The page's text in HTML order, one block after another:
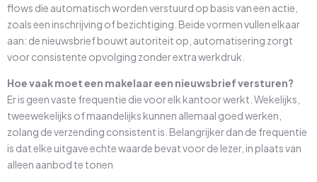
flows die automatisch worden verstuurd op basis van een actie,
zoals een inschrijving of bezichtiging. Beide vormen vullen elkaar
aan: de nieuwsbrief bouwt autoriteit op, automatisering zorgt
voor consistente opvolging zonder extra werkdruk.
Hoe vaak moet een makelaar een nieuwsbrief versturen?
Er is geen vaste frequentie die voor elk kantoor werkt. Wekelijks,
tweewekelijks of maandelijks kunnen allemaal goed werken,
zolang de verzending consistent is. Belangrijker dan de frequentie
is dat elke uitgave echte waarde bevat voor de lezer, in plaats van
alleen aanbod te tonen